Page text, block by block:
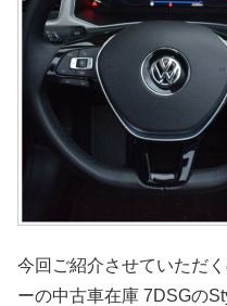
今回ご紹介させていただ
ーの中古車在庫 7DSGの